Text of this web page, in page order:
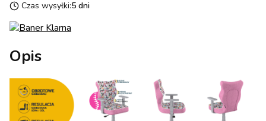
Czas wysyłki:5 dni
Opis